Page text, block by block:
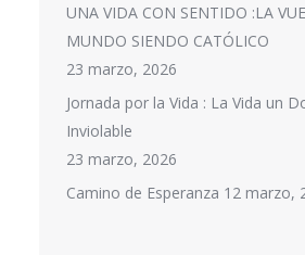
UNA VIDA CON SENTIDO :LA
MUNDO SIENDO CATÓLICO
23 marzo, 2026
Jornada por la Vida : La Vida un
Inviolable
23 marzo, 2026
Camino de Esperanza 12 marzo,